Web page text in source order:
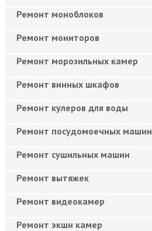
Ремонт моноблоков
Ремонт мониторов
Ремонт морозильных камер
Ремонт винных шкафов
Ремонт кулеров для воды
Ремонт посудомоечных машин
Ремонт сушильных машин
Ремонт вытяжек
Ремонт видеокамер
Ремонт экшн камер